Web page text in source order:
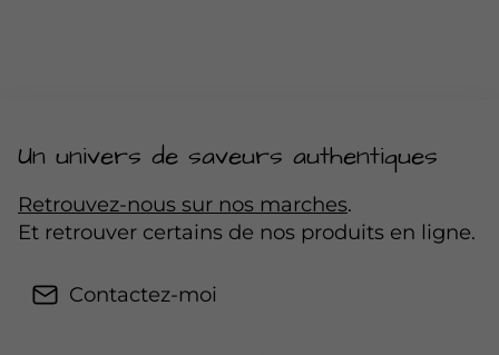
Un univers de saveurs authentiques
Retrouvez-nous sur nos marches.
Et retrouver certains de nos produits en ligne.
Contactez-moi